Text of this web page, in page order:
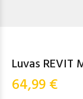
Luvas
64,99 €